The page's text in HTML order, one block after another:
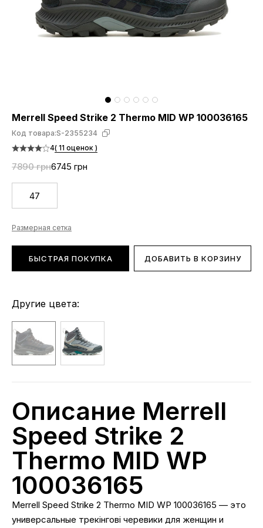
Merrell Speed Strike 2 Thermo MID WP 100036165
Код товара:S-2355234
4( 11 оценок )
7890 грн6745 грн
47
Размерная сетка
БЫСТРАЯ ПОКУПКА ДОБАВИТЬ В КОРЗИНУ
Другие цвета:
Описание Merrell
Speed Strike 2
Thermo MID WP
100036165
Merrell Speed Strike 2 Thermo MID WP 100036165 — это
универсальные трекінгові черевики для женщин и